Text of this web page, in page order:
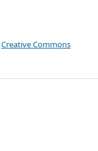
Creative Commons